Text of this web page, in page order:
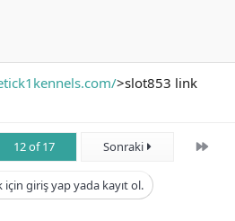
>slot853 link
12 of 17 Sonraki Son
için giriş yap yada kayıt ol.